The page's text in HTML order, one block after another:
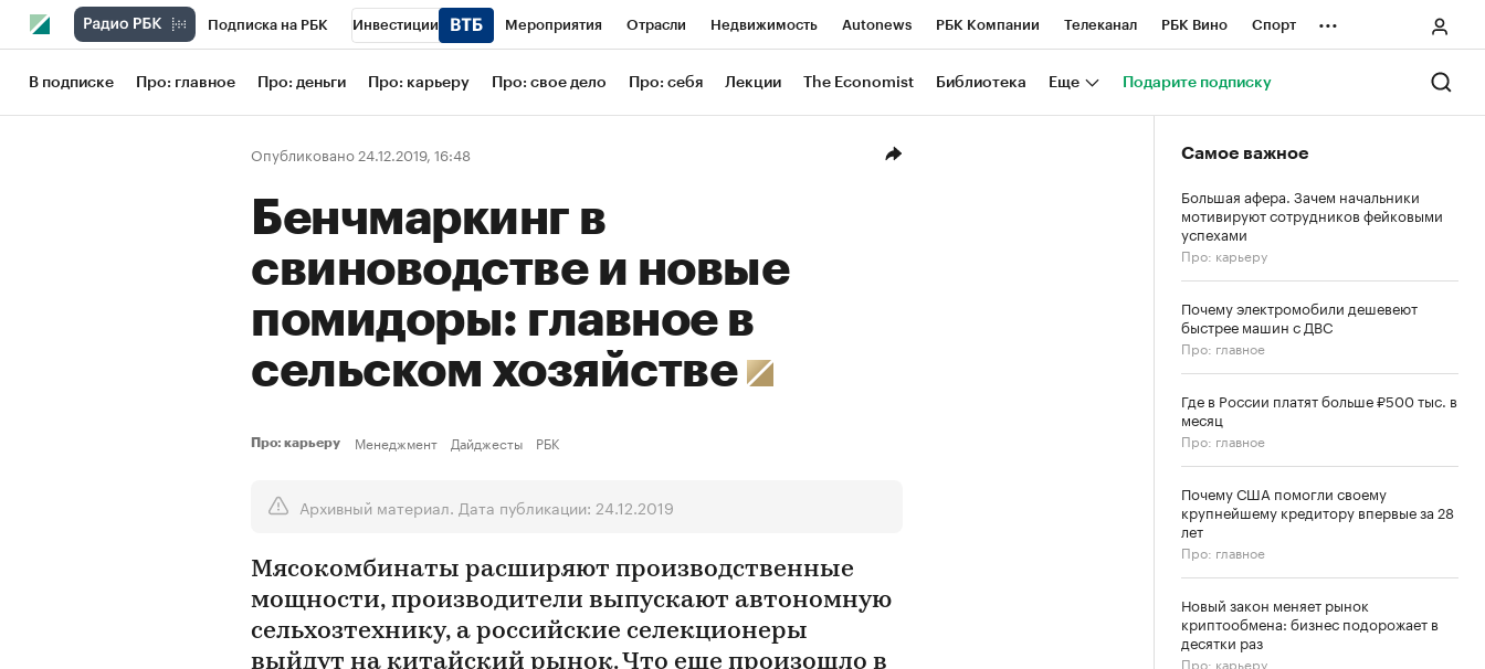
Подписка на РБК Инвестиции Мероприятия Отрасли Недвижимость Autonews РБК Компании Телеканал РБК Вино Спорт
Школа управления РБК РБК Образование РБК Life Тренды Визионеры Национальные проекты Город
Рынок наличной валюты
...
В подписке Про: главное Про: деньги Про: карьеру Про: свое дело Про: себя Лекции The Economist Библиотека Еще Подарите подписку
Опубликовано 24.12.2019, 16:48
Бенчмаркинг в
свиноводстве и новые
помидоры: главное в
сельском хозяйстве
Про: карьеру Менеджмент Дайджесты РБК
Архивный материал. Дата публикации: 24.12.2019
Мясокомбинаты расширяют производственные
мощности, производители выпускают автономную
сельхозтехнику, а российские селекционеры
выйдут на китайский рынок. Что еще произошло в
Самое важное
Большая афера. Зачем начальники
мотивируют сотрудников фейковыми
успехами
Про: карьеру
Почему электромобили дешевеют
быстрее машин с ДВС
Про: главное
Где в России платят больше ₽500 тыс. в
месяц
Про: главное
Почему США помогли своему
крупнейшему кредитору впервые за 28
лет
Про: главное
Новый закон меняет рынок
криптообмена: бизнес подорожает в
десятки раз
Про: карьеру